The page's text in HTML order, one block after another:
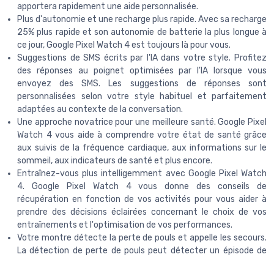
apportera rapidement une aide personnalisée.
Plus d'autonomie et une recharge plus rapide. Avec sa recharge
25% plus rapide et son autonomie de batterie la plus longue à
ce jour, Google Pixel Watch 4 est toujours là pour vous.
Suggestions de SMS écrits par l'IA dans votre style. Profitez
des réponses au poignet optimisées par l'IA lorsque vous
envoyez des SMS. Les suggestions de réponses sont
personnalisées selon votre style habituel et parfaitement
adaptées au contexte de la conversation.
Une approche novatrice pour une meilleure santé. Google Pixel
Watch 4 vous aide à comprendre votre état de santé grâce
aux suivis de la fréquence cardiaque, aux informations sur le
sommeil, aux indicateurs de santé et plus encore.
Entraînez-vous plus intelligemment avec Google Pixel Watch
4. Google Pixel Watch 4 vous donne des conseils de
récupération en fonction de vos activités pour vous aider à
prendre des décisions éclairées concernant le choix de vos
entraînements et l'optimisation de vos performances.
Votre montre détecte la perte de pouls et appelle les secours.
La détection de perte de pouls peut détecter un épisode de